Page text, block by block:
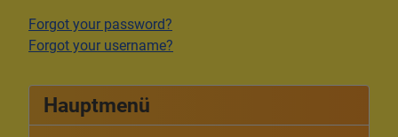
Forgot your password?
Forgot your username?
Hauptmenü